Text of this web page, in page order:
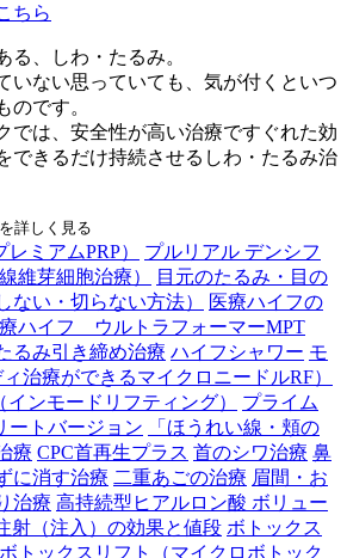
ちら
る、しわ・たるみ。
いない思っていても、気が付くといつ
のです。
では、安全性が高い治療ですぐれた効
できるだけ持続させるしわ・たるみ治
詳しく見る
ミアムPRP）
プルリアル デンシフ
維芽細胞治療）
目元のたるみ・目の
ない・切らない方法）
医療ハイフの
ハイフ ウルトラフォーマーMPT
るみ引き締め治療 ハイフシャワー モ
治療ができるマイクロニードルRF）
ンモードリフティング）
プライム
ートバージョン
「ほうれい線・頬の
療 CPC首再生プラス 首のシワ治療 鼻
に消す治療 二重あごの治療 眉間・お
治療 高持続型ヒアルロン酸 ボリュー
射（注入）の効果と値段 ボトックス
ボトックスリフト（マイクロボトック